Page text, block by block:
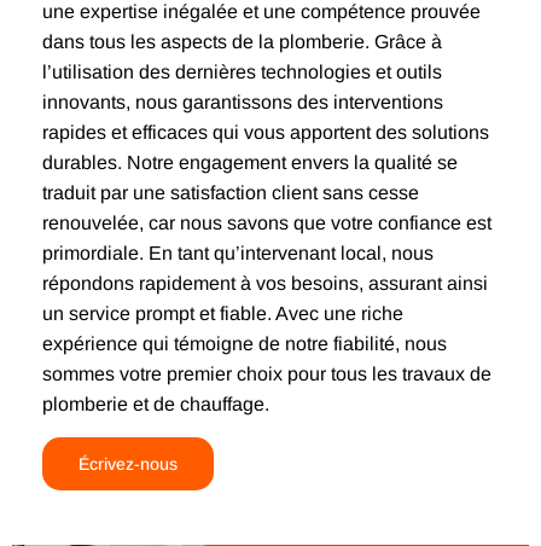
une expertise inégalée et une compétence prouvée
dans tous les aspects de la plomberie. Grâce à
l’utilisation des dernières technologies et outils
innovants, nous garantissons des interventions
rapides et efficaces qui vous apportent des solutions
durables. Notre engagement envers la qualité se
traduit par une satisfaction client sans cesse
renouvelée, car nous savons que votre confiance est
primordiale. En tant qu’intervenant local, nous
répondons rapidement à vos besoins, assurant ainsi
un service prompt et fiable. Avec une riche
expérience qui témoigne de notre fiabilité, nous
sommes votre premier choix pour tous les travaux de
plomberie et de chauffage.
Écrivez-nous